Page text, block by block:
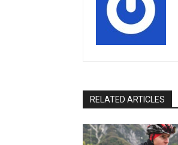
RELATED ARTICLES